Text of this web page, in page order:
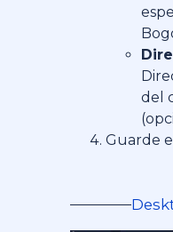
del
Guarde